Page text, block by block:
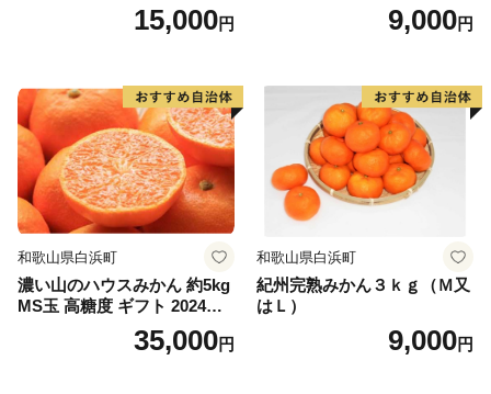
りひめ 1月以降発送分
15,000円 9,000円
和歌山県白浜町
濃い山のハウスみかん 約5kg
MS玉 高糖度 ギフト 2024年7
35,000円
和歌山県白浜町
紀州完熟みかん３ｋｇ（Ｍ又
はＬ）
9,000円